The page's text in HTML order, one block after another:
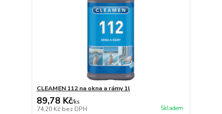
CLEAMEN 112 na okna a rámy 1l
89,78 Kč/ks
74,20 Kč bez DPH Skladem